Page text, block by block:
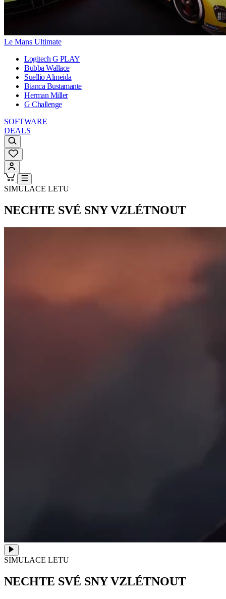
Le Mans Ultimate
Logitech G PLAY
Bubba Wallace
Suellio Almeida
Bianca Bustamante
Herman Miller
G Challenge
SOFTWARE
DEALS
SIMULACE LETU
NECHTE SVÉ SNYVZLÉTNOUT
SIMULACE LETU
NECHTE SVÉ SNYVZLÉTNOUT